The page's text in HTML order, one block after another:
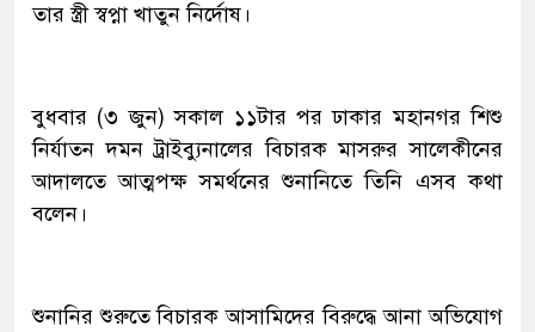
তার স্ত্রী স্বপ্না খাতুন নির্দোষ।
বুধবার (৩ জুন) সকাল ১১টার পর ঢাকার মহানগর শিশু
নির্যাতন দমন ট্রাইব্যুনালের বিচারক মাসরুর সালেকীনের
আদালতে আত্মপক্ষ সমর্থনের শুনানিতে তিনি এসব কথা
বলেন।
শুনানির শুরুতে বিচারক আসামিদের বিরুদ্ধে আনা অভিযোগ